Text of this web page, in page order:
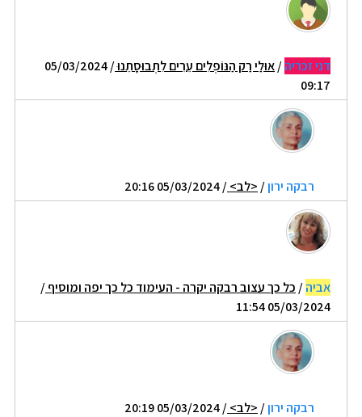
דני זכריה/אוּלַי רַק הַנּוֹפְלִים עֵרִים לִתְבוּסָתֵנוּ / 05/03/2024
09:17
רבקה ירון/ <לב>/ 05/03/2024 20:16
אביה/ כל כך עצוב רבקה יקרה - העימוד כל כך יפה ומוסיף/
05/03/2024 11:54
רבקה ירון/ <לב>/ 05/03/2024 20:19